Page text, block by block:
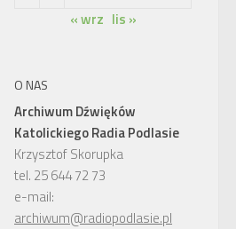
« wrz lis »
O NAS
Archiwum Dźwięków
Katolickiego Radia Podlasie
Krzysztof Skorupka
tel. 25 644 72 73
e-mail:
archiwum@radiopodlasie.pl